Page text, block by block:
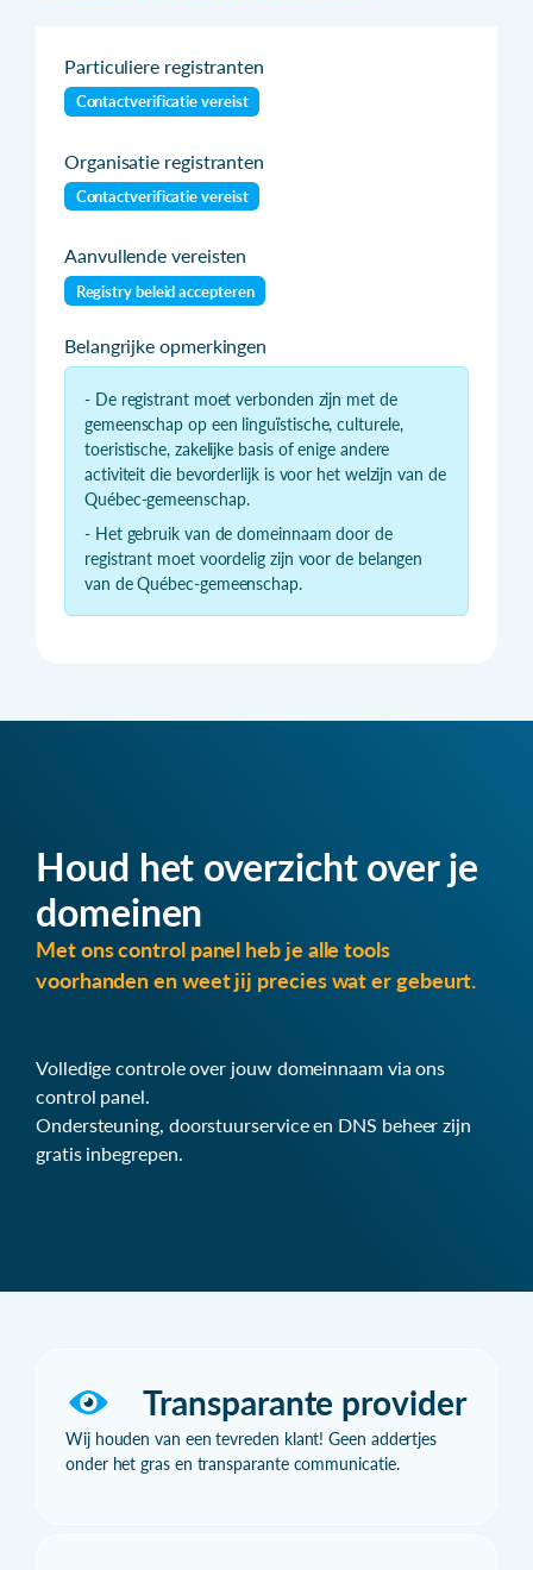
Particuliere registranten
Contactverificatie vereist
Organisatie registranten
Contactverificatie vereist
Aanvullende vereisten
Registry beleid accepteren
Belangrijke opmerkingen
- De registrant moet verbonden zijn met de
gemeenschap op een linguïstische, culturele,
toeristische, zakelijke basis of enige andere
activiteit die bevorderlijk is voor het welzijn van de
Québec-gemeenschap.
- Het gebruik van de domeinnaam door de
registrant moet voordelig zijn voor de belangen
van de Québec-gemeenschap.
Houd het overzicht over je
domeinen
Met ons control panel heb je alle tools
voorhanden en weet jij precies wat er gebeurt.
Volledige controle over jouw domeinnaam via ons
control panel.
Ondersteuning, doorstuurservice en DNS beheer zijn
gratis inbegrepen.
Transparante provider
Wij houden van een tevreden klant! Geen addertjes
onder het gras en transparante communicatie.